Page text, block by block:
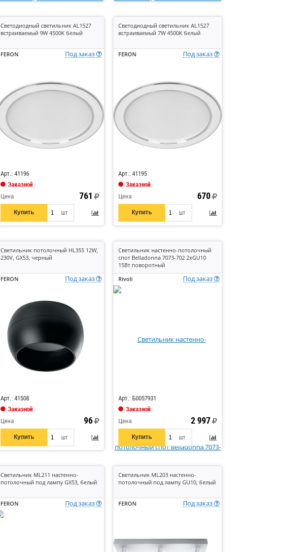
Светодиодный светильник AL1527
встраиваемый 9W 4500K белый
FERON Под заказ
Арт.: 41196
Заказной
Цена
761
Купить шт
Светодиодный светильник AL1527
встраиваемый 7W 4500K белый
FERON Под заказ
Арт.: 41195
Заказной
Цена
670
Купить шт
Светильник потолочный HL355 12W,
230V, GX53, черный
FERON Под заказ
Арт.: 41508
Заказной
Цена
96
Купить шт
Светильник настенно-потолочный
спот Belladonna 7073-702 2хGU10
15Вт поворотный
Rivoli
Под заказ
Арт.: Б0057931
Заказной
Цена
2 997
Купить шт
Светильник ML211 настенно-
потолочный под лампу GX53, белый
FERON Под заказ
Светильник ML203 настенно-
потолочный под лампу GU10, белый
FERON Под заказ